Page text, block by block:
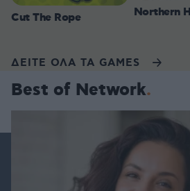
Cut The Rope Northern
ΔΕΙΤΕ ΟΛΑ ΤΑ GAMES
Best of Network